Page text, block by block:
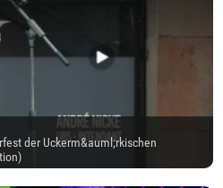
der Uckerm&auml;rkischen